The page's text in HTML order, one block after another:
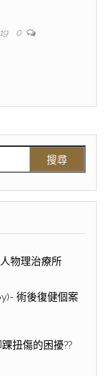
0
物理治療所
術後復健個案
扭傷的困擾??